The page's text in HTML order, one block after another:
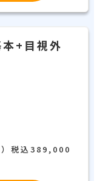
+目視外
）税込389,000